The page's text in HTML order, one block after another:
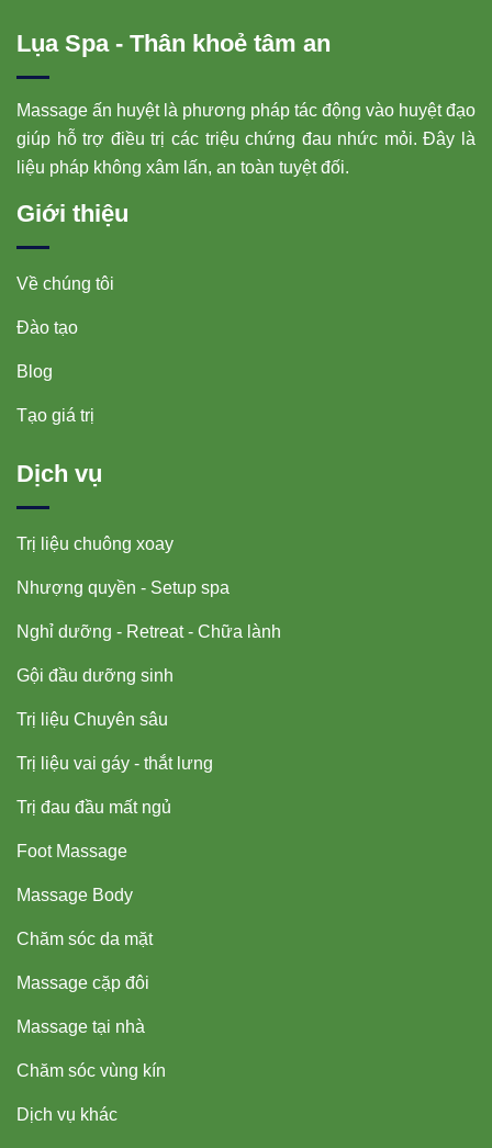
Lụa Spa - Thân khoẻ tâm an
Massage ấn huyệt là phương pháp tác động vào huyệt đạo
giúp hỗ trợ điều trị các triệu chứng đau nhức mỏi. Đây là
liệu pháp không xâm lấn, an toàn tuyệt đối.
Giới thiệu
Về chúng tôi
Đào tạo
Blog
Tạo giá trị
Dịch vụ
Trị liệu chuông xoay
Nhượng quyền - Setup spa
Nghỉ dưỡng - Retreat - Chữa lành
Gội đầu dưỡng sinh
Trị liệu Chuyên sâu
Trị liệu vai gáy - thắt lưng
Trị đau đầu mất ngủ
Foot Massage
Massage Body
Chăm sóc da mặt
Massage cặp đôi
Massage tại nhà
Chăm sóc vùng kín
Dịch vụ khác